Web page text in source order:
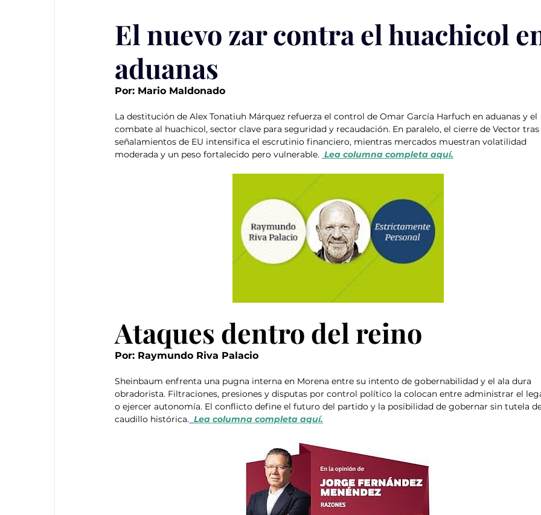
El nuevo zar contra el huachicol
aduanas
Por: Mario Maldonado
La destitución de Alex Tonatiuh Márquez refuerza el control de Omar García Harfuch en aduanas y el
combate al huachicol, sector clave para seguridad y recaudación. En paralelo, el cierre de Vector
señalamientos de EU intensifica el escrutinio financiero, mientras mercados muestran volatilidad
moderada y un peso fortalecido pero vulnerable. Lea columna completa aquí.
Ataques dentro del reino
Por: Raymundo Riva Palacio
Sheinbaum enfrenta una pugna interna en Morena entre su intento de gobernabilidad y el ala dura
obradorista. Filtraciones, presiones y disputas por control político la colocan entre administrar el
o ejercer autonomía. El conflicto define el futuro del partido y la posibilidad de gobernar sin tutela
caudillo histórica. Lea columna completa aquí.